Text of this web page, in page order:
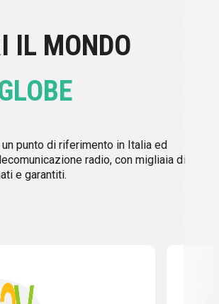
IL MONDO
punto di riferimento in Italia ed
radio, con migliaia di
e garantiti.